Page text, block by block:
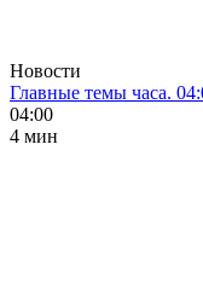
Новости
Главные темы часа.
04:00
4 мин